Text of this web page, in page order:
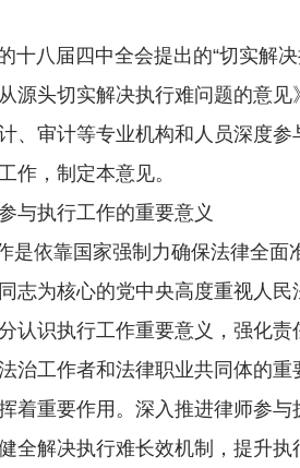
八届四中全会提出的“切实解决
源头切实解决执行难问题的意
、审计等专业机构和人员深度
作，制定本意见。
执行工作的重要意义
依靠国家强制力确保法律全面
志为核心的党中央高度重视人
认识执行工作重要意义，强化
工作者和法律职业共同体的重
着重要作用。深入推进律师参
全解决执行难长效机制，提升